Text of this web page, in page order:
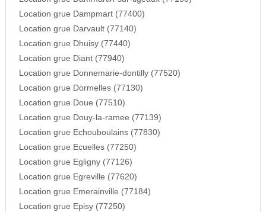
Location grue Dampmart (77400)
Location grue Darvault (77140)
Location grue Dhuisy (77440)
Location grue Diant (77940)
Location grue Donnemarie-dontilly (77520)
Location grue Dormelles (77130)
Location grue Doue (77510)
Location grue Douy-la-ramee (77139)
Location grue Echouboulains (77830)
Location grue Ecuelles (77250)
Location grue Egligny (77126)
Location grue Egreville (77620)
Location grue Emerainville (77184)
Location grue Episy (77250)